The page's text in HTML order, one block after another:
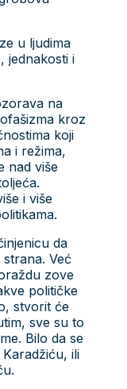
u ljudima
jednakosti i
na
kroz
koji
i režima,
nad više
i više
da
Već
zove
političke
stvorit će
sve su to
Bilo da se
ili